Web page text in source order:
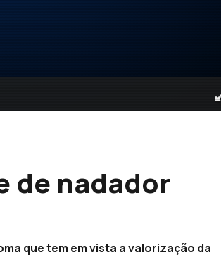
de nadador
que tem em vista a valorização da